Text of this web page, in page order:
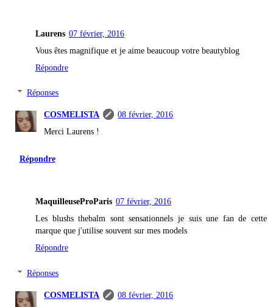
Laurens 07 février, 2016
Vous êtes magnifique et je aime beaucoup votre beautyblog
Répondre
Réponses
COSMELISTA
08 février, 2016
Merci Laurens !
Répondre
MaquilleuseProParis 07 février, 2016
Les blushs thebalm sont sensationnels je suis une fan de cette
marque que j'utilise souvent sur mes models
Répondre
Réponses
COSMELISTA
08 février, 2016